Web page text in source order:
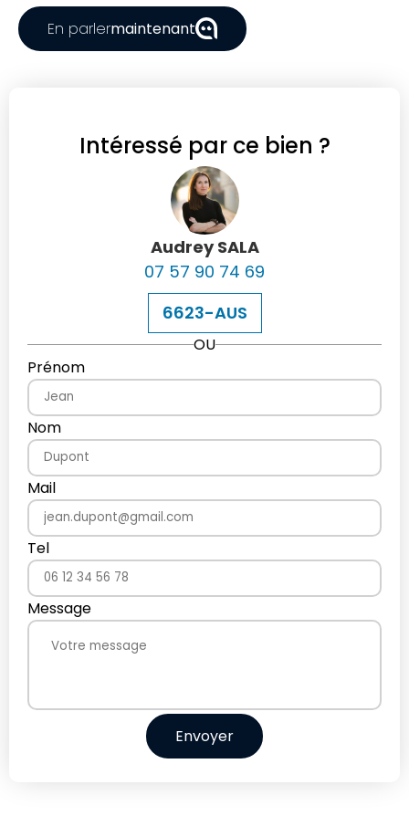
En parlermaintenant
Intéressé par ce bien ?
Audrey SALA
07 57 90 74 69
6623-AUS
OU
Prénom
Nom
Mail
Tel
Message
Envoyer